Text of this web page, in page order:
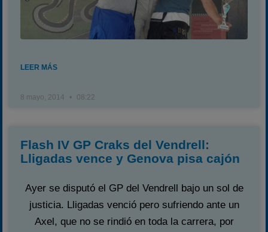
LEER MÁS
8 mayo, 2014 08:22
Flash IV GP Craks del Vendrell:
Lligadas vence y Genova pisa cajón
Ayer se disputó el GP del Vendrell bajo un sol de
justicia. Lligadas venció pero sufriendo ante un
Axel, que no se rindió en toda la carrera, por